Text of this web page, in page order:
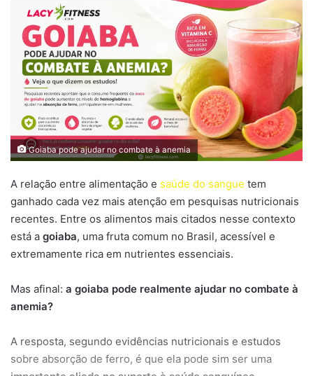
Goiaba pode ajudar no combate à anemia
A relação entre alimentação e saúde do sangue tem
ganhado cada vez mais atenção em pesquisas nutricionais
recentes. Entre os alimentos mais citados nesse contexto
está a goiaba, uma fruta comum no Brasil, acessível e
extremamente rica em nutrientes essenciais.
Mas afinal: a goiaba pode realmente ajudar no combate à
anemia?
A resposta, segundo evidências nutricionais e estudos
sobre absorção de ferro, é que ela pode sim ser uma